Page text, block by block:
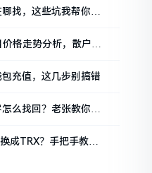
找，这些坑我帮你趟
格走势分析，散户如
充值，这几步别搞错
么找回？老张教你几
成TRX？手把手教你